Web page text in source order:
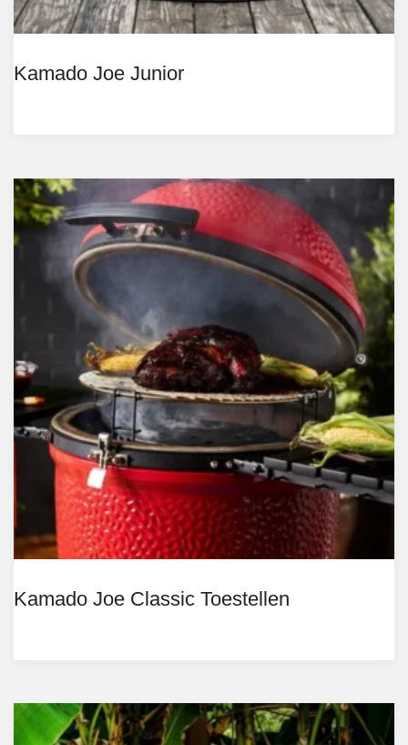
Kamado Joe Junior
Kamado Joe Classic Toestellen